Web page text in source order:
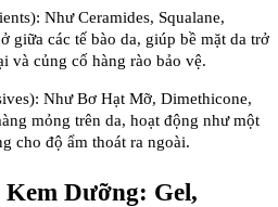
Như Ceramides, Squalane,
giữa các tế bào da, giúp bề mặt da trở
và củng cố hàng rào bảo vệ.
Như Bơ Hạt Mỡ, Dimethicone,
mỏng trên da, hoạt động như một
cho độ ẩm thoát ra ngoài.
Dưỡng: Gel,